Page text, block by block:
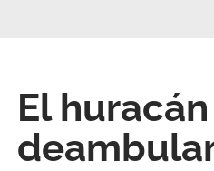
El